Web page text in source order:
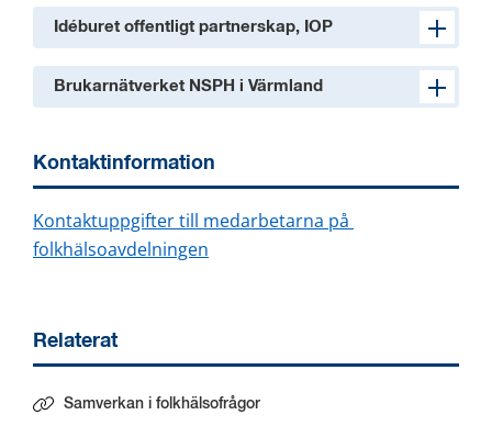
Idéburet offentligt partnerskap, IOP
Brukarnätverket NSPH i Värmland
Kontaktinformation
Kontaktuppgifter till medarbetarna på
folkhälsoavdelningen
Relaterat
Samverkan i folkhälsofrågor